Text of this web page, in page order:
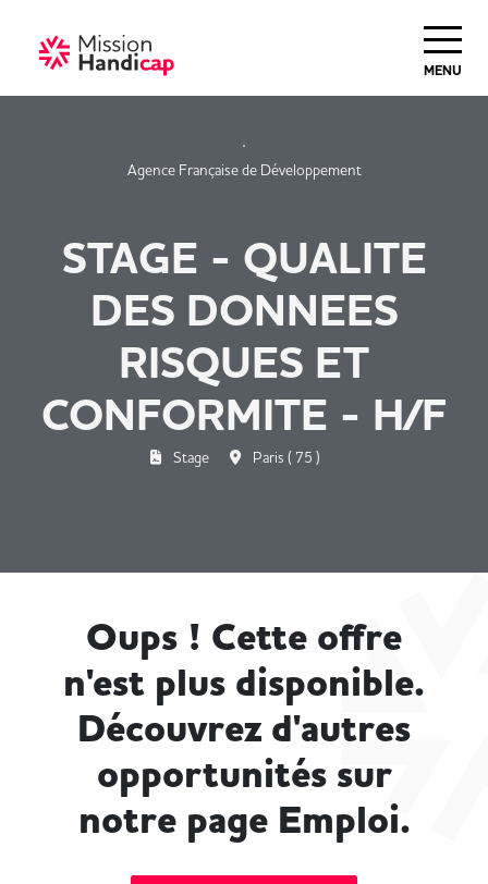
MENU
Agence Française de Développement
STAGE - QUALITE
DES DONNEES
RISQUES ET
CONFORMITE - H/F
Stage Paris ( 75 )
Oups ! Cette offre
n'est plus disponible.
Découvrez d'autres
opportunités sur
notre page Emploi.